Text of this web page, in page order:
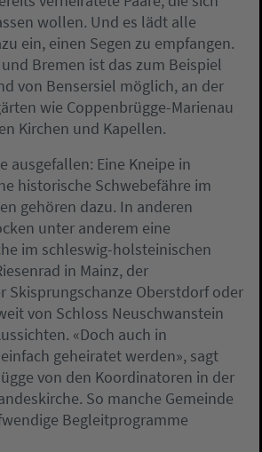
wollen. Und es lädt alle
ein, einen Segen zu empfangen.
Bremen ist das zum Beispiel
von Bensersiel möglich, an der
wie Coppenbrügge-Marienau
Kirchen und Kapellen.
ausgefallen: Eine Kneipe in
historische Schwebefähre im
gehören dazu. In anderen
unter anderem eine
im schleswig-holsteinischen
in Mainz, der
Skisprungschanze Oberstdorf oder
von Schloss Neuschwanstein
«Doch auch in
geheiratet werden», sagt
von den Koordinatoren in der
So manche Gemeinde
Begleitprogramme